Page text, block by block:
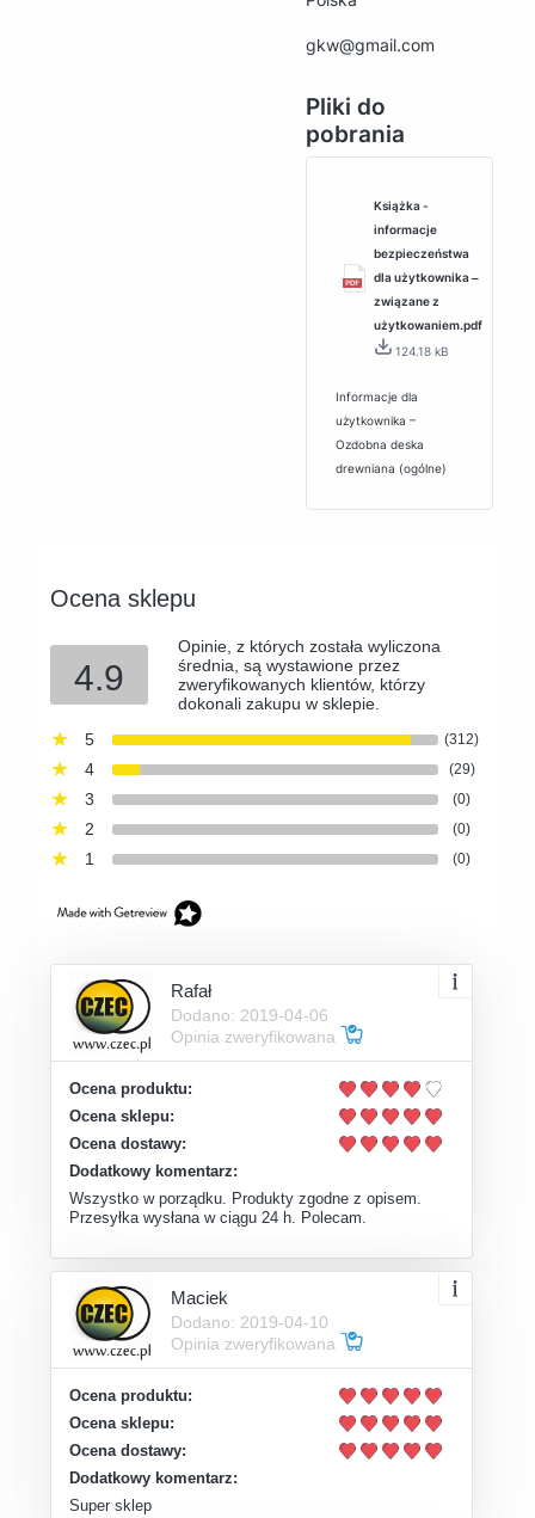
gkw@gmail.com
Pliki do
pobrania
Książka -
informacje
bezpieczeństwa
dla użytkownika ‒
związane z
użytkowaniem.pdf
124.18 kB
Informacje dla
użytkownika –
Ozdobna deska
drewniana (ogólne)
Ocena sklepu
4.9
Opinie, z których została wyliczona
średnia, są wystawione przez
zweryfikowanych klientów, którzy
dokonali zakupu w sklepie.
5
(312)
4 (29)
3 (0)
2 (0)
1 (0)
Rafał
Dodano: 2019-04-06
Opinia zweryfikowana
Ocena produktu:
Ocena sklepu:
Ocena dostawy:
Dodatkowy komentarz:
Wszystko w porządku. Produkty zgodne z opisem.
Przesyłka wysłana w ciągu 24 h. Polecam.
Maciek
Dodano: 2019-04-10
Opinia zweryfikowana
Ocena produktu:
Ocena sklepu:
Ocena dostawy:
Dodatkowy komentarz:
Super sklep